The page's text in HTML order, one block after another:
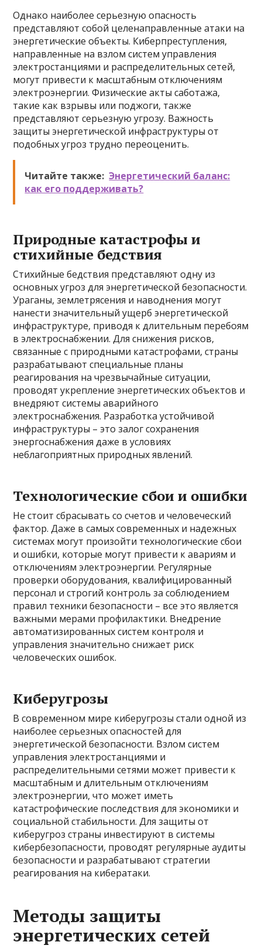
Однако наиболее серьезную опасность
представляют собой целенаправленные атаки на
энергетические объекты. Киберпреступления,
направленные на взлом систем управления
электростанциями и распределительных сетей,
могут привести к масштабным отключениям
электроэнергии. Физические акты саботажа,
такие как взрывы или поджоги, также
представляют серьезную угрозу. Важность
защиты энергетической инфраструктуры от
подобных угроз трудно переоценить.
Читайте также: Энергетический баланс:
как его поддерживать?
Природные катастрофы и
стихийные бедствия
Стихийные бедствия представляют одну из
основных угроз для энергетической безопасности.
Ураганы, землетрясения и наводнения могут
нанести значительный ущерб энергетической
инфраструктуре, приводя к длительным перебоям
в электроснабжении. Для снижения рисков,
связанные с природными катастрофами, страны
разрабатывают специальные планы
реагирования на чрезвычайные ситуации,
проводят укрепление энергетических объектов и
внедряют системы аварийного
электроснабжения. Разработка устойчивой
инфраструктуры – это залог сохранения
энергоснабжения даже в условиях
неблагоприятных природных явлений.
Технологические сбои и ошибки
Не стоит сбрасывать со счетов и человеческий
фактор. Даже в самых современных и надежных
системах могут произойти технологические сбои
и ошибки, которые могут привести к авариям и
отключениям электроэнергии. Регулярные
проверки оборудования, квалифицированный
персонал и строгий контроль за соблюдением
правил техники безопасности – все это является
важными мерами профилактики. Внедрение
автоматизированных систем контроля и
управления значительно снижает риск
человеческих ошибок.
Киберугрозы
В современном мире киберугрозы стали одной из
наиболее серьезных опасностей для
энергетической безопасности. Взлом систем
управления электростанциями и
распределительными сетями может привести к
масштабным и длительным отключениям
электроэнергии, что может иметь
катастрофические последствия для экономики и
социальной стабильности. Для защиты от
киберугроз страны инвестируют в системы
кибербезопасности, проводят регулярные аудиты
безопасности и разрабатывают стратегии
реагирования на кибератаки.
Методы защиты
энергетических сетей